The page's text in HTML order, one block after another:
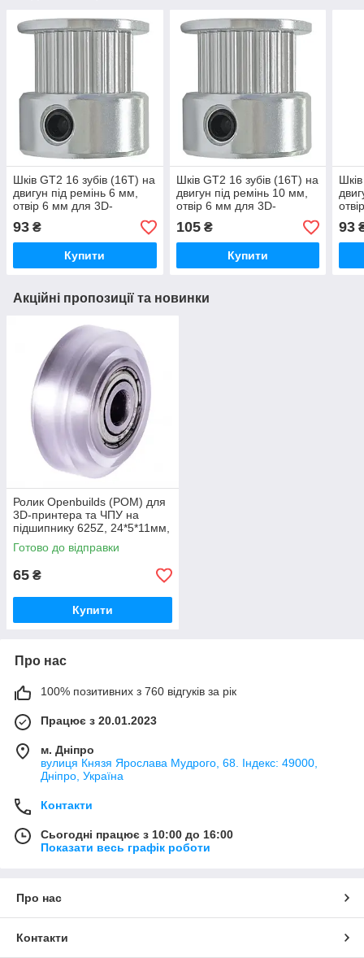
Шків GT2 16 зубів (16T) на
двигун під ремінь 6 мм,
отвір 6 мм для 3D-
93 ₴
Купити
Шків GT2 16 зубів (16T) на
двигун під ремінь 10 мм,
отвір 6 мм для 3D-
105₴
Купити
93
Акційні пропозиції та новинки
Ролик Openbuilds (POM) для
3D-принтера та ЧПУ на
підшипнику 625Z, 24*5*11мм,
прозорий
Готово до відправки
65 ₴
Купити
Про нас
100% позитивних з 760 відгуків за рік
Працює з 20.01.2023
м. Дніпро
вулиця Князя Ярослава Мудрого, 68. Індекс: 49000,
Дніпро, Україна
Контакти
Сьогодні працює з 10:00 до 16:00
Показати весь графік роботи
Про нас
Контакти